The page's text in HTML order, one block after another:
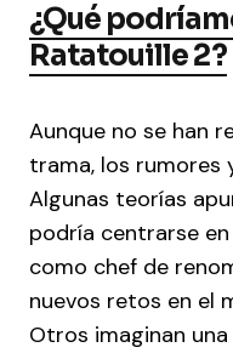
¿Qué
Ratatouille 2?
Aunque no se han
trama, los rumores
Algunas teorías
podría centrarse
como chef de
nuevos retos en el
Otros imaginan